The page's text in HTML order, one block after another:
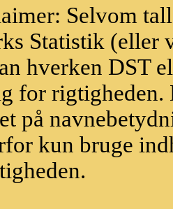
Selvom
Statistik (eller
hverken DST
for
på
kun bruge